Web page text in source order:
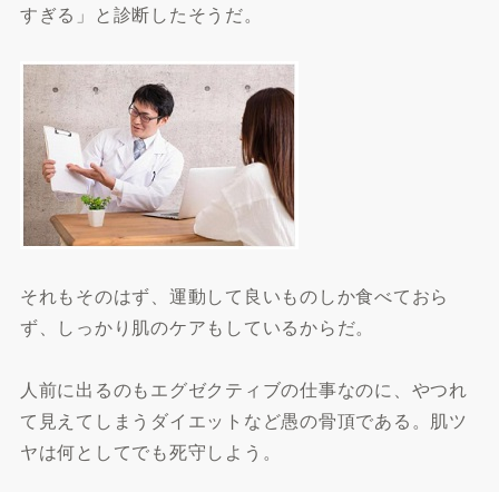
すぎる」と診断したそうだ。
それもそのはず、運動して良いものしか食べておら
ず、しっかり肌のケアもしているからだ。
人前に出るのもエグゼクティブの仕事なのに、やつれ
て見えてしまうダイエットなど愚の骨頂である。肌ツ
ヤは何としてでも死守しよう。